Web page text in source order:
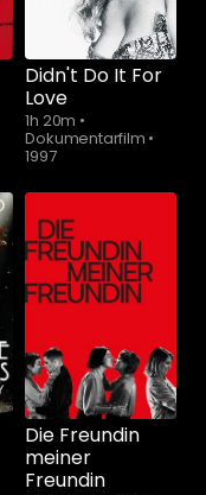
Didn't Do It For
Love
1h 20m •
Dokumentarfilm •
1997
Schauen Sie
Die Freundin
meiner
Freundin